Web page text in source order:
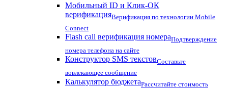
Мобильный ID и Клик-ОК
верификацияВерификация по технологии Mobile
Connect
Flash call верификация номераПодтверждение
номера телефона на сайте
Конструктор SMS текстовСоставьте
вовлекающее сообщение
Калькулятор бюджетаРассчитайте стоимость